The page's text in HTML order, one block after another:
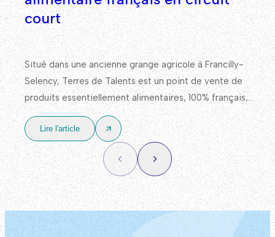
court
Situé dans une ancienne grange agricole à Francilly-
Selency, Terres de Talents est un point de vente de
produits essentiellement alimentaires, 100% français,
avec un approvisionnement en priorité auprès de
producteurs et d’acteurs locaux.
Lire l'article